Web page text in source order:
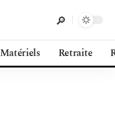
Matériels Retraite